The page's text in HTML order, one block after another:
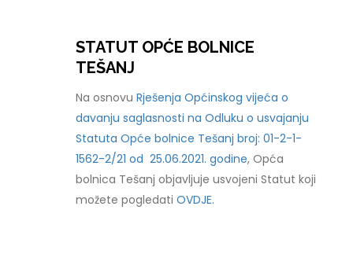
STATUT OPĆE BOLNICE
TEŠANJ
Na osnovuRješenja Općinskog vijeća o
davanju saglasnosti na Odluku o usvajanju
Statuta Opće bolnice Tešanj broj: 01-2-1-
1562-2/21 od 25.06.2021. godine, Opća
bolnica Tešanj objavljuje usvojeni Statut koji
možete pogledatiOVDJE.